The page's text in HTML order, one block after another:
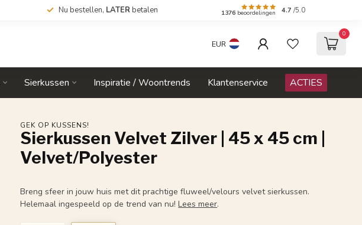
Nu bestellen, LATER betalen 1376 beoordelingen 4.7 /5.0
EUR
0
Sierkussen Inspiratie / Woontrends Klantenservice ACTIES
GEK OP KUSSENS!
Sierkussen Velvet Zilver | 45 x 45 cm |
Velvet/Polyester
Breng sfeer in jouw huis met dit prachtige fluweel/velours velvet sierkussen.
Helemaal ingespeeld op de trend van nu!Lees meer.